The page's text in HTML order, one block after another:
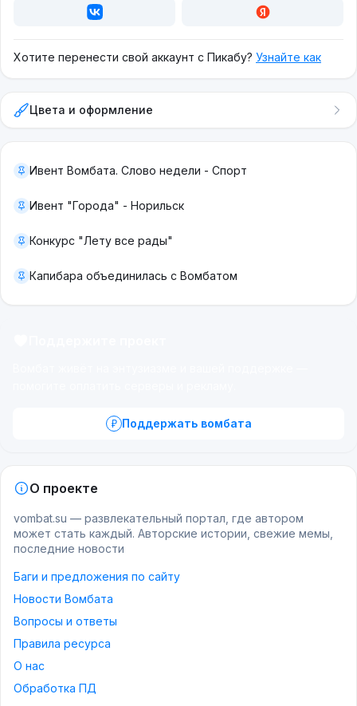
Хотите перенести свой аккаунт с Пикабу? Узнайте как
Цвета и оформление
Ивент Вомбата. Слово недели - Спорт
Ивент "Города" - Норильск
Конкурс "Лету все рады"
Капибара объединилась с Вомбатом
Поддержать вомбата
О проекте
vombat.su — развлекательный портал, где автором
может стать каждый. Авторские истории, свежие мемы,
последние новости
Баги и предложения по сайту
Новости Вомбата
Вопросы и ответы
Правила ресурса
О нас
Обработка ПД